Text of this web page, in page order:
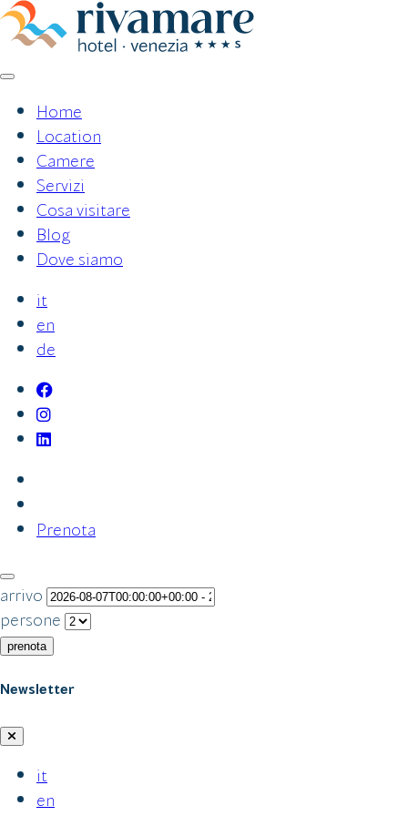
Vai
al
Home
Location
Camere
Servizi
Cosa visitare
Blog
Dove siamo
it
en
de
Prenota
arrivo
persone
prenota
Newsletter
it
en